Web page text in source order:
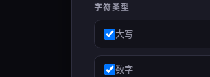
字符类型
大写
数字